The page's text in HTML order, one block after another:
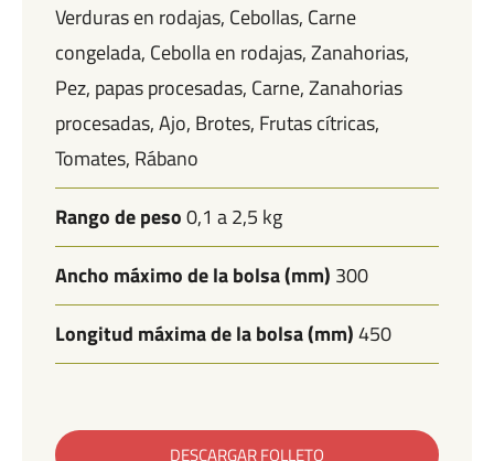
Verduras en rodajas Cebollas Carne
congelada Cebolla en rodajas Zanahorias
Pez papas procesadas Carne Zanahorias
procesadas Ajo Brotes Frutas cítricas
Tomates Rábano
Rango de peso0,1 a 2,5 kg
Ancho máximo de la bolsa (mm) 300
Longitud máxima de la bolsa (mm)450
DESCARGAR FOLLETO